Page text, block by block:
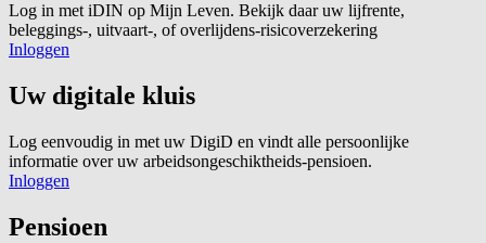
Log in met iDIN op Mijn Leven. Bekijk daar uw lijfrente,
beleggings-, uitvaart-, of overlijdens-risicoverzekering
Inloggen
Uw digitale kluis
Log eenvoudig in met uw DigiD en vindt alle persoonlijke
informatie over uw arbeidsongeschiktheids-pensioen.
Inloggen
Pensioen